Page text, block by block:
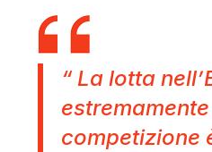
“ La lotta
competizione